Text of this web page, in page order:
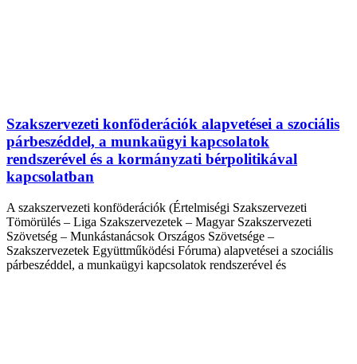
Szakszervezeti konföderációk alapvetései a szociális
párbeszéddel, a munkaügyi kapcsolatok
rendszerével és a kormányzati bérpolitikával
kapcsolatban
A szakszervezeti konföderációk (Értelmiségi Szakszervezeti
Tömörülés – Liga Szakszervezetek – Magyar Szakszervezeti
Szövetség – Munkástanácsok Országos Szövetsége –
Szakszervezetek Együttműködési Fóruma) alapvetései a szociális
párbeszéddel, a munkaügyi kapcsolatok rendszerével és